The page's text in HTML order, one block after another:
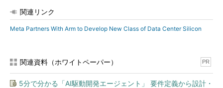
関連リンク
Meta Partners With Arm to Develop New Class of Data Center Silicon
関連資料（ホワイトペーパー） PR
5分で分かる「AI駆動開発エージェント」 要件定義から設計・